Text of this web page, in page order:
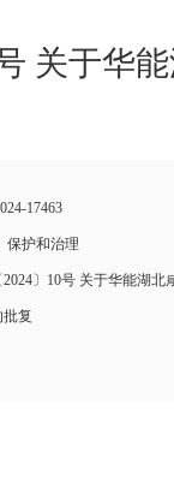
关于华
17463
保护和治理
〕10号 关于华能湖
复